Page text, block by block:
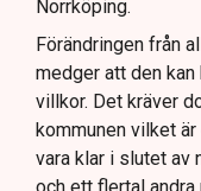
Norrköping.
Förändringen från
medger att den kan
villkor. Det kräver
kommunen vilket
vara klar i slutet av
och ett flertal andra